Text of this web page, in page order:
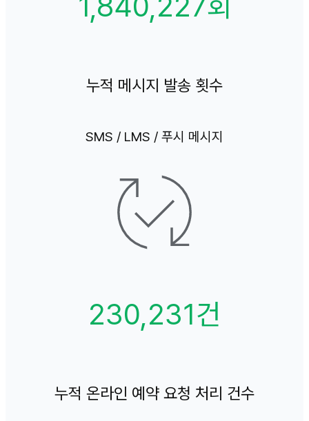
누적 메시지 발송 횟수
SMS / LMS / 푸시 메시지
230,231건
누적 온라인 예약 요청 처리 건수